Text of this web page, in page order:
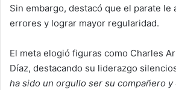
Sin embargo, destacó que el parate le
errores y lograr mayor regularidad.
El meta elogió figuras como Charles
Díaz, destacando su liderazgo
ha sido un orgullo ser su compañero